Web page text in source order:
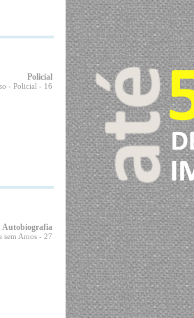
Policial
- Policial - 16
Autobiografia
sem Amos- 27